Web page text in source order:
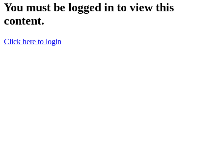
You must be logged in to view this
content.
Click here to login